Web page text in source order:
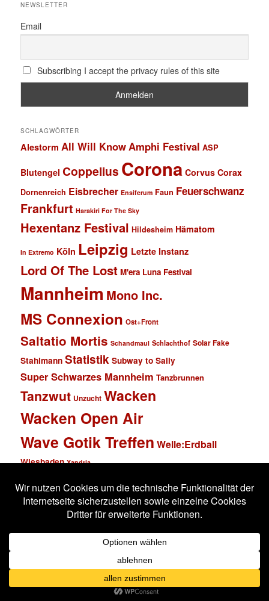
NEWSLETTER
Email
Subscribing I accept the privacy rules of this site
SCHLAGWÖRTER
Alestorm All Will KnowAmphi Festival ASP
Blutengel Coppelius Corona Corvus Corax
Dornenreich Eisbrecher Ensiferum Faun Feuerschwanz
Frankfurt Harakiri For The Sky
Hexentanz Festival Hildesheim Hämatom
In Extremo Köln Leipzig Letzte Instanz
Lord Of The Lost M'era Luna Festival
Mannheim Mono Inc.
MS Connexion Ost+Front
Saltatio Mortis Schandmaul Schlachthof Solar Fake
Stahlmann Statistik Subway to Sally
Super Schwarzes Mannheim Tanzbrunnen
Tanzwut Unzucht Wacken
Wacken Open Air
Wave Gotik Treffen Welle:Erdball
Wiesbaden Xandria
Impressum
Stolz präsentiert von WordPress